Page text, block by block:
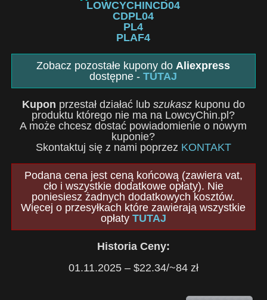
LOWCYCHINCD04
CDPL04
PL4
PLAF4
Zobacz pozostałe kupony doAliexpress
dostępne -TUTAJ
Kupon przestał działać lub szukaszkuponu do
produktu którego nie ma na LowcyChin.pl?
A może chcesz dostać powiadomienie o nowym
kuponie?
Skontaktuj się z nami poprzez KONTAKT
Podana cena jest ceną końcową (zawiera vat,
cło i wszystkie dodatkowe opłaty). Nie
poniesiesz żadnych dodatkowych kosztów.
Więcej o przesyłkach które zawierają wszystkie
opłaty TUTAJ
Historia Ceny:
01.11.2025 – $22.34/~84 zł